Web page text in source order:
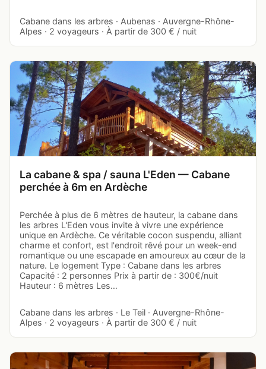
Cabane dans les arbres · Aubenas · Auvergne-Rhône-
Alpes · 2 voyageurs · À partir de 300 € / nuit
La cabane & spa / sauna L'Eden — Cabane
perchée à 6m en Ardèche
Perchée à plus de 6 mètres de hauteur, la cabane dans
les arbres L'Eden vous invite à vivre une expérience
unique en Ardèche. Ce véritable cocon suspendu, alliant
charme et confort, est l'endroit rêvé pour un week-end
romantique ou une escapade en amoureux au cœur de la
nature. Le logement Type : Cabane dans les arbres
Capacité : 2 personnes Prix à partir de : 300€/nuit
Hauteur : 6 mètres Les…
Cabane dans les arbres · Le Teil · Auvergne-Rhône-
Alpes · 2 voyageurs · À partir de 300 € / nuit